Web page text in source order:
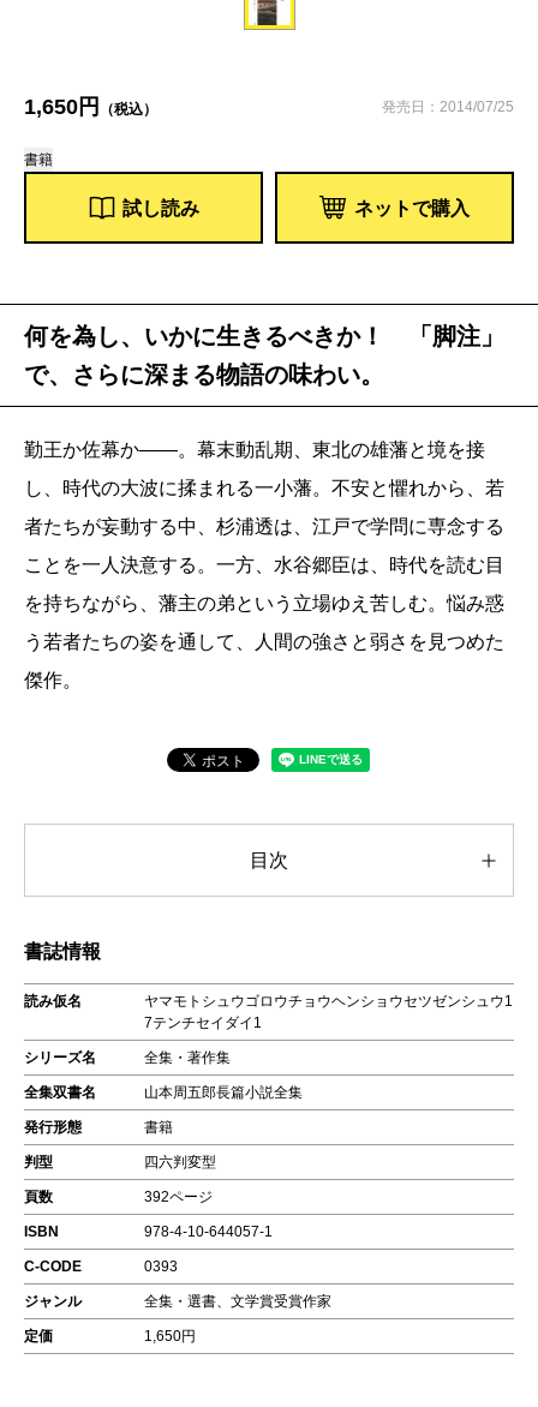
1,650円 （税込） 発売日：2014/07/25
書籍
試し読み ネットで購入
何を為し、いかに生きるべきか！ 「脚注」
で、さらに深まる物語の味わい。
勤王か佐幕か――。幕末動乱期、東北の雄藩と境を接
し、時代の大波に揉まれる一小藩。不安と懼れから、若
者たちが妄動する中、杉浦透は、江戸で学問に専念する
ことを一人決意する。一方、水谷郷臣は、時代を読む目
を持ちながら、藩主の弟という立場ゆえ苦しむ。悩み惑
う若者たちの姿を通して、人間の強さと弱さを見つめた
傑作。
目次
書誌情報
読み仮名
ヤマモトシュウゴロウチョウヘンショウセツゼンシュウ1
7テンチセイダイ1
シリーズ名 全集・著作集
全集双書名 山本周五郎長篇小説全集
発行形態 書籍
判型 四六判変型
頁数 392ページ
ISBN 978-4-10-644057-1
C-CODE 0393
ジャンル 全集・選書、文学賞受賞作家
定価 1,650円